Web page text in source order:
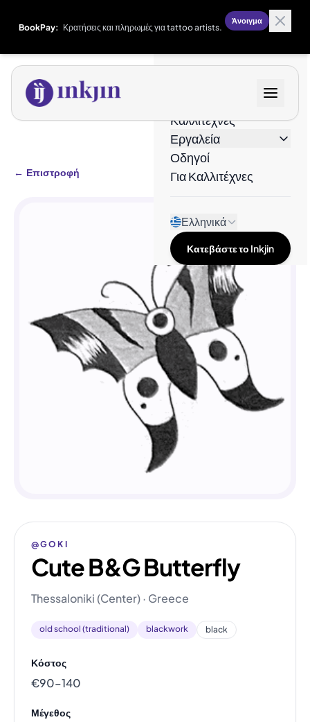
BookPay: Κρατήσεις και πληρωμές για tattoo artists.
Άνοιγμα
Καλλιτέχνες
Εργαλεία
Οδηγοί
Για Καλλιτέχνες
Ελληνικά
Κατεβάστε το Inkjin
← Επιστροφή
@GOKI
Cute B&G Butterfly
Thessaloniki (Center) · Greece
old school (traditional) blackwork black
Κόστος
€90–140
Μέγεθος